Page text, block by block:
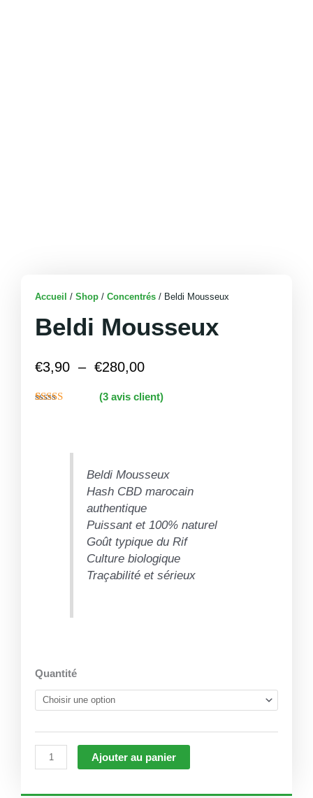
Accueil / Shop / Concentrés / Beldi Mousseux
Beldi Mousseux
€3,90 – €280,00
de
€280,00
(3avis client)
Beldi Mousseux
Hash CBD marocain
authentique
Puissant et 100% naturel
Goût typique du Rif
Culture biologique
Traçabilité et sérieux
Quantité
quantité
de
Beldi
Ajouter au panier